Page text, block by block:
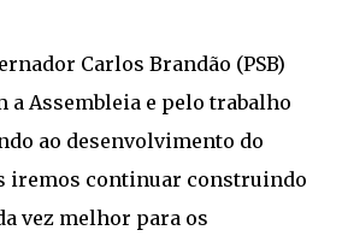
Carlos Brandão (PSB)
a Assembleia e pelo trabalho
ao desenvolvimento do
iremos continuar construindo
vez melhor para os